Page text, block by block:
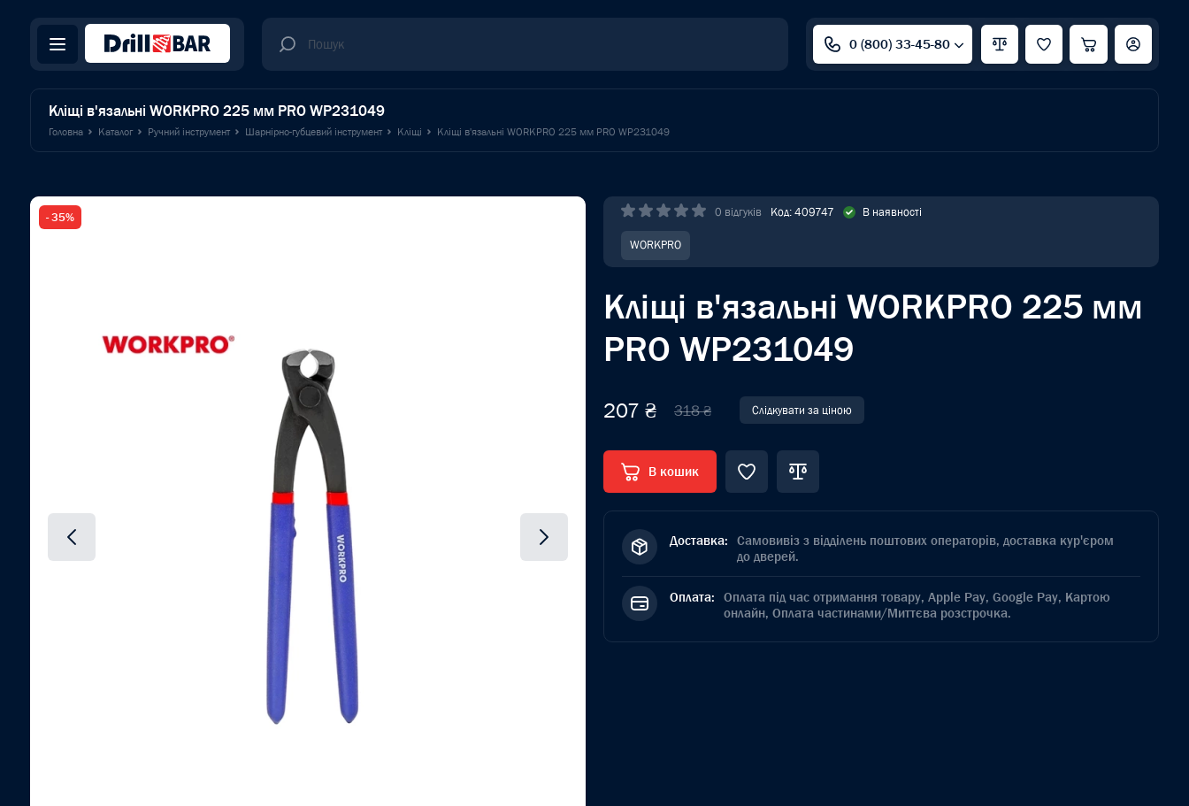
0 (800) 33-45-80
Кліщі в'язальні WORKPRO 225 мм PRO WP231049
Головна Каталог Ручний інструмент Шарнірно-губцевий інструмент Кліщі Кліщі в'язальні WORKPRO 225 мм PRO WP231049
- 35% 0 відгуків Код: 409747 В наявності
WORKPRO
Кліщі в'язальні WORKPRO 225 мм
PRO WP231049
207 ₴ 318 ₴ Слідкувати за ціною
В кошик
Доставка: Самовивіз з відділень поштових операторів, доставка кур'єром
до дверей.
Оплата: Оплата під час отримання товару, Apple Pay, Google Pay, Картою
онлайн, Оплата частинами/Миттєва розстрочка.